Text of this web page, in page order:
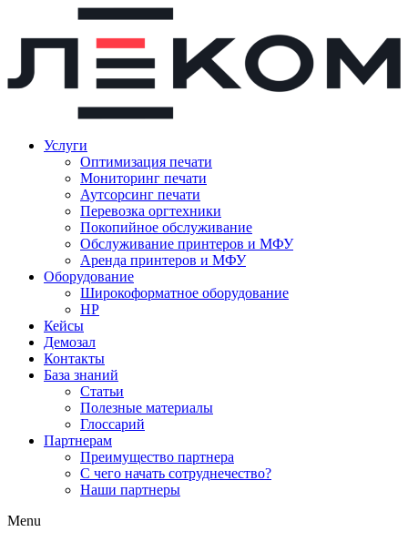
Услуги
Оптимизация печати
Мониторинг печати
Аутсорсинг печати
Перевозка оргтехники
Покопийное обслуживание
Обслуживание принтеров и МФУ
Аренда принтеров и МФУ
Оборудование
Широкоформатное оборудование
HP
Кейсы
Демозал
Контакты
База знаний
Статьи
Полезные материалы
Глоссарий
Партнерам
Преимущество партнера
С чего начать сотруднечество?
Наши партнеры
Menu